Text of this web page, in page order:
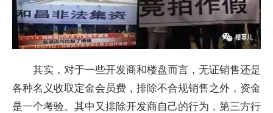
其实，对于一些开发商和楼盘而言，无证销售还是
各种名义收取定金会员费，排除不合规销售之外，资金
是一个考验。其中又排除开发商自己的行为，第三方行